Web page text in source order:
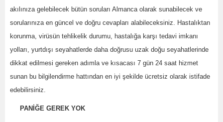
akılınıza gelebilecek bütün soruları Almanca olarak sunabilecek ve
sorularınıza en güncel ve doğru cevapları alabileceksiniz. Hastalıktan
korunma, virüsün tehlikelik durumu, hastalığa karşı tedavi imkanı
yolları, yurtdışı seyahatlerde daha doğrusu uzak doğu seyahatlerinde
dikkat edilmesi gereken adımla ve kısacası 7 gün 24 saat hizmet
sunan bu bilgilendirme hattından en iyi şekilde ücretsiz olarak istifade
edebilirsiniz.
PANİĞE GEREK YOK